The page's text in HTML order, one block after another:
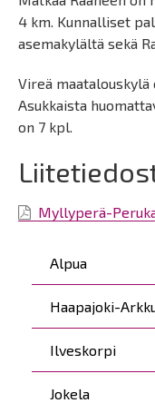
Päävalikko
Alpua
Haapajoki-
Ilveskorpi
Jokela
4 km. Kunnalliset
asemakylältä sekä
Vireä maatalouskylä
Asukkaista
on 7 kpl.
Myllyperä-